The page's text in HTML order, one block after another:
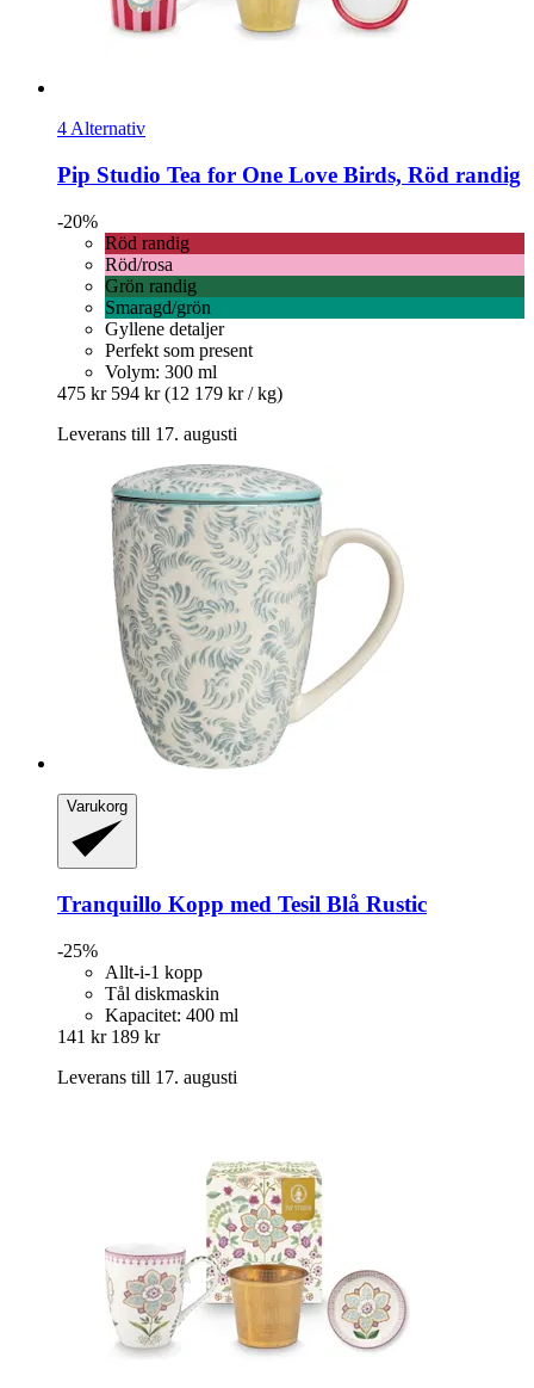
4 Alternativ
Pip Studio Tea for One Love Birds, Röd randig
-20%
Röd randig
Röd/rosa
Grön randig
Smaragd/grön
Gyllene detaljer
Perfekt som present
Volym: 300 ml
475 kr 594 kr (12 179 kr / kg)
Leverans till 17. augusti
Varukorg
Tranquillo Kopp med Tesil Blå Rustic
-25%
Allt-i-1 kopp
Tål diskmaskin
Kapacitet: 400 ml
141 kr 189 kr
Leverans till 17. augusti